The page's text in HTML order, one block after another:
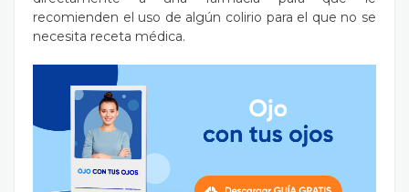
recomienden el uso de algún colirio para el que no se
necesita receta médica.